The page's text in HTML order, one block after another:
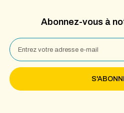
Abonnez-vous à